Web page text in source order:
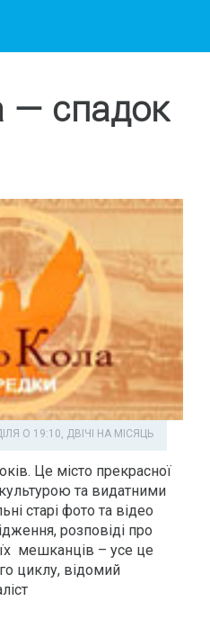
— спадок
О 19:10, ДВІЧІ НА МІСЯЦЬ
Це місто прекрасної
та видатними
старі фото та відео
розповіді про
їх мешканців – усе це
циклу, відомий